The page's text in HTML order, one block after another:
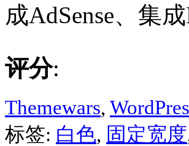
成AdSense、集
评分:
Themewars,
标签: 白色, 固定宽度